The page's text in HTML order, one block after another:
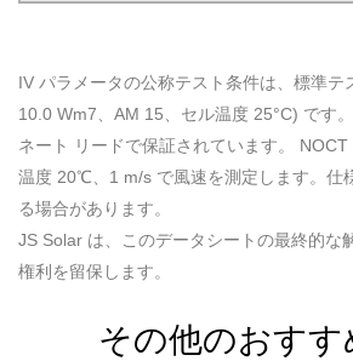
IV パラメータの公称テスト条件は、標準テ
10.0 Wm7、AM 15、セル温度 25°C) です
ネート リードで保証されています。 NOCT
温度 20℃、1 m/s で風速を測定します。仕
る場合があります。
JS Solar は、このデータシートの最終的な
権利を留保します。
その他のおすす